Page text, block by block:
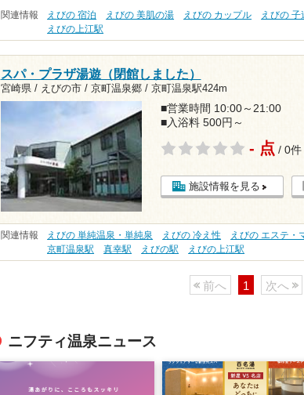
関連情報 えびの 宿泊 えびの 美肌の湯 えびの カップル えびの 子
えびの上江駅
スパ・プラザ湯遊（閉館しました）
宮崎県 / えびの市 / 京町温泉郷 / 京町温泉駅424m
■営業時間 10:00～21:00
■入浴料 500円～
- 点 / 0件
施設情報を見る
関連情報 えびの 単純温泉・単純泉 えびの 冷え性 えびの エステ・
京町温泉駅
真幸駅 えびの駅 えびの上江駅
前へ 1 次へ
ニフティ温泉ニュース